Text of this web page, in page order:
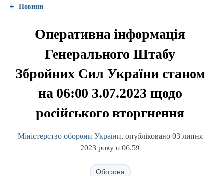
Новини
Оперативна інформація
Генерального Штабу
Збройних Сил України станом
на 06:00 3.07.2023 щодо
російського вторгнення
Міністерство оборони України, опубліковано 03 липня
2023 року о 06:59
Оборона